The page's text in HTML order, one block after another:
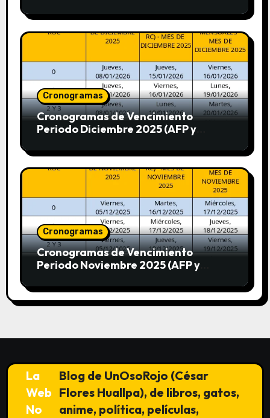
Cronogramas
Cronogramas de Vencimiento
Periodo Diciembre 2025 (AFP y
Cronogramas
Cronogramas de Vencimiento
Periodo Noviembre 2025 (AFP y
La
Web
No
Blog de UnOsoRojo (César
Flores Huallpa), de libros, gatos,
anime, política, películas,